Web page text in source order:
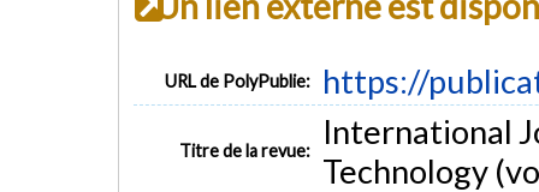
URL de PolyPublie: https://
Titre de la revue:
International
Technology